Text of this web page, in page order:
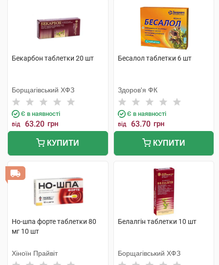
Бекарбон таблетки 20 шт
Борщагівський ХФЗ
Є в наявності
від 63.20 грн
КУПИТИ
Бесалол таблетки 6 шт
Здоров'я ФК
Є в наявності
від 63.70 грн
КУПИТИ
Но-шпа форте таблетки 80
мг 10 шт
Хіноїн Прайвіт
Белалгін таблетки 10 шт
Борщагівський ХФЗ